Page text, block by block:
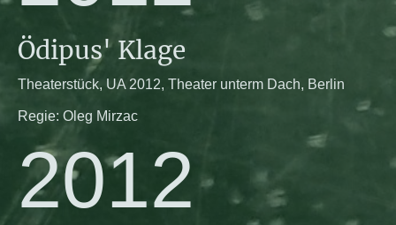
Ödipus' Klage
Theaterstück, UA 2012, Theater unterm Dach, Berlin
Regie: Oleg Mirzac
2012